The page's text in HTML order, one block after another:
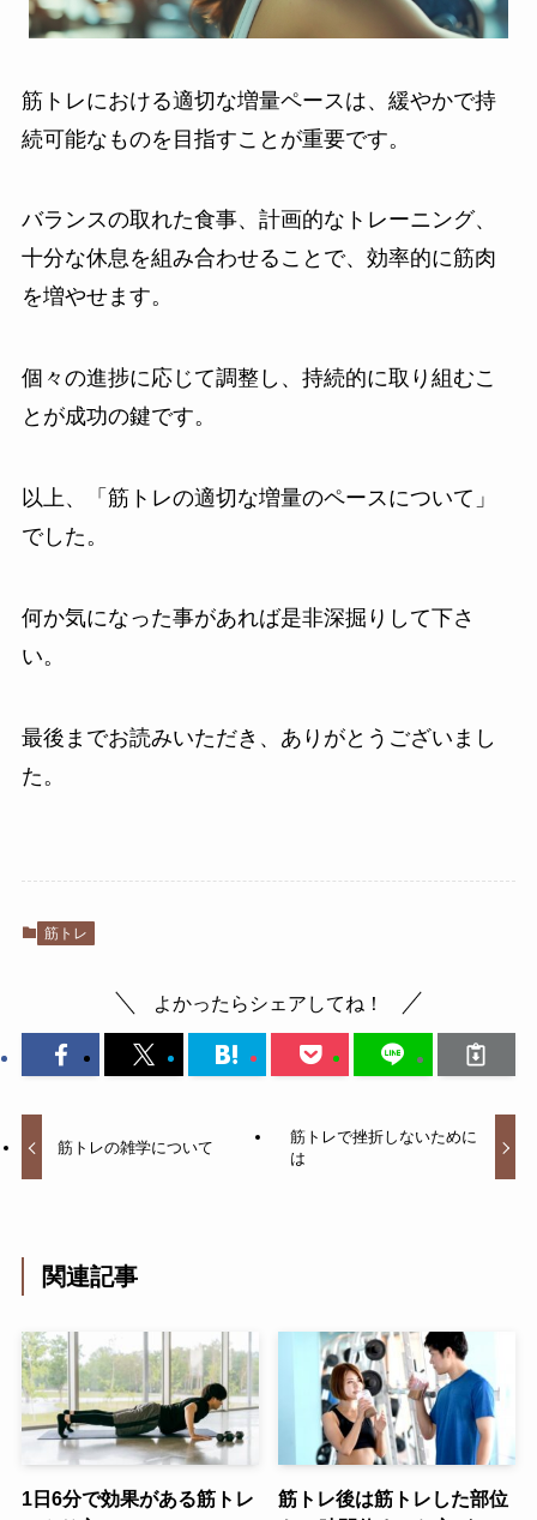
筋トレにおける適切な増量ペースは、緩やかで持
続可能なものを目指すことが重要です。
バランスの取れた食事、計画的なトレーニング、
十分な休息を組み合わせることで、効率的に筋肉
を増やせます。
個々の進捗に応じて調整し、持続的に取り組むこ
とが成功の鍵です。
以上、「筋トレの適切な増量のペースについて」
でした。
何か気になった事があれば是非深掘りして下さ
い。
最後までお読みいただき、ありがとうございまし
た。
筋トレ
よかったらシェアしてね！
筋トレの雑学について
筋トレで挫折しないために
は
関連記事
1日6分で効果がある筋トレ
筋トレ後は筋トレした部位